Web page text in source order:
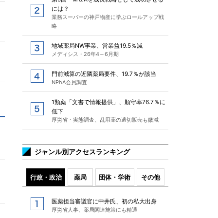
には？
業務スーパーの神戸物産に学ぶロールアップ戦
略
地域薬局NW事業、営業益19.5％減
メディシス・26年4～6月期
門前減算の近隣薬局要件、19.7％が該当
NPhA会員調査
1類薬「文書で情報提供」、順守率76.7％に
低下
厚労省・実態調査、乱用薬の適切販売も微減
ジャンル別アクセスランキング
行政・政治 薬局 団体・学術 その他
医薬担当審議官に中井氏、初の私大出身
厚労省人事、薬局関連施策にも精通